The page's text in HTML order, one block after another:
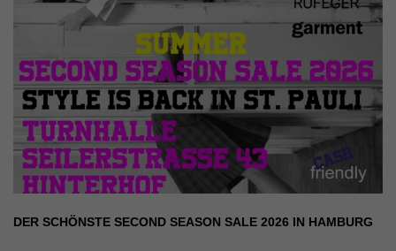
DER SCHÖNSTE SECOND SEASON SALE 2026 IN HAMBURG